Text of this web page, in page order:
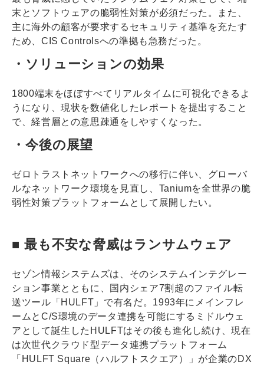
末とソフトウェアの脆弱性対策が必須だった。また、
主に海外の顧客が要求するセキュリティ基準を充たす
ため、CIS Controlsへの準拠も急務だった。
・ソリューションの効果
1800端末をほぼすべてリアルタイムに可視化できるよ
うになり、現状を数値化したレポートを提出すること
で、経営層との意思疎通をしやすくなった。
・今後の展望
ゼロトラストネットワークへの移行に伴い、グローバ
ルなネットワーク環境を見直し、Taniumを全世界の脆
弱性対策プラットフォームとして展開したい。
■ 最も不安な脅威はランサムウェア
セゾン情報システムズは、そのシステムインテグレー
ション事業とともに、国内シェア7割超のファイル転
送ツール「HULFT」で有名だ。1993年にメインフレ
ームとC/S環境のデータ連携を可能にするミドルウェ
アとして誕生したHULFTはその後も進化し続け、現在
は次世代クラウド型データ連携プラットフォーム
「HULFT Square（ハルフトスクエア）」が企業のDX